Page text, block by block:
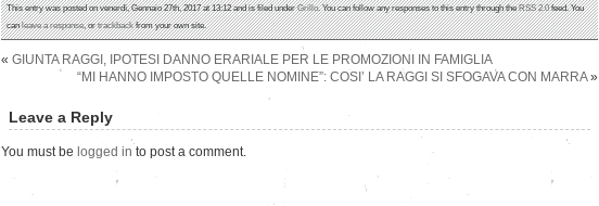
This entry was posted on venerdì, Gennaio 27th, 2017 at 13:12 and is filed underGrillo. You can follow any responses to this entry through theRSS 2.0feed. You
canleave a response, ortrackbackfrom your own site.
« GIUNTA RAGGI, IPOTESI DANNO ERARIALE PER LE PROMOZIONI IN FAMIGLIA
“MI HANNO IMPOSTO QUELLE NOMINE”: COSI’ LA RAGGI SI SFOGAVA CON MARRA»
Leave a Reply
You must be logged in to post a comment.